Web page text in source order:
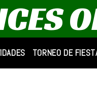
TORNEO DE